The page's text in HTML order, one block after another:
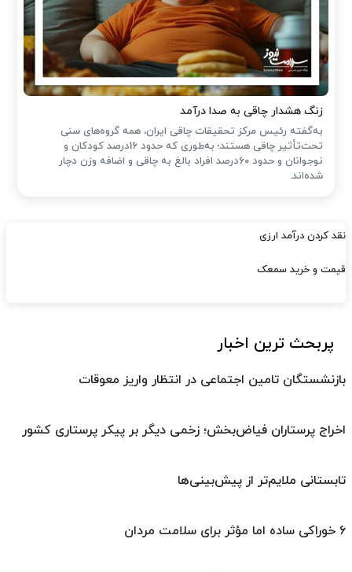
زنگ هشدار چاقی به صدا درآمد
به‌گفته رئیس مرکز تحقیقات چاقی ایران، همه گروه‌های سنی
تحت‌تأثیر چاقی هستند؛ به‌طوری که حدود 16درصد کودکان و
نوجوانان و حدود 60درصد افراد بالغ به چاقی و اضافه وزن دچار
شده‌اند.
نقد کردن درآمد ارزی
قیمت و خرید سمعک
پربحث ترین اخبار
بازنشستگان تامین اجتماعی در انتظار واریز معوقات
اخراج پرستاران فیاض‌بخش؛ زخمی دیگر بر پیکر پرستاری کشور
تابستانی ملایم‌تر از پیش‌بینی‌ها
۶ خوراکی ساده اما مؤثر برای سلامت مردان